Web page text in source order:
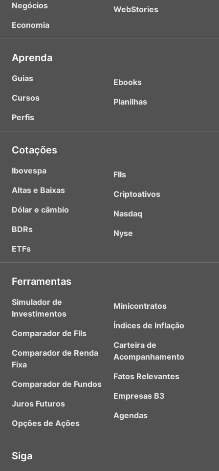
Negócios
Economia
WebStories
Aprenda
Guias
Cursos
Perfis
Ebooks
Planilhas
Cotações
Ibovespa
Altas e Baixas
Dólar e câmbio
BDRs
ETFs
FIIs
Criptoativos
Nasdaq
Nyse
Ferramentas
Simulador de
Investimentos
Comparador de FIIs
Comparador de Renda
Fixa
Comparador de Fundos
Juros Futuros
Opções de Ações
Minicontratos
Índices de Inflação
Carteira de
Acompanhamento
Fatos Relevantes
Empresas B3
Agendas
Siga